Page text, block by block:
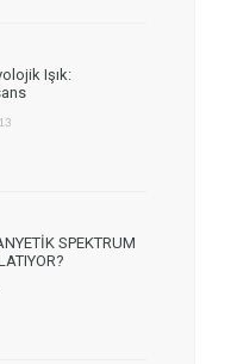
Işık:
SPEKTRUM